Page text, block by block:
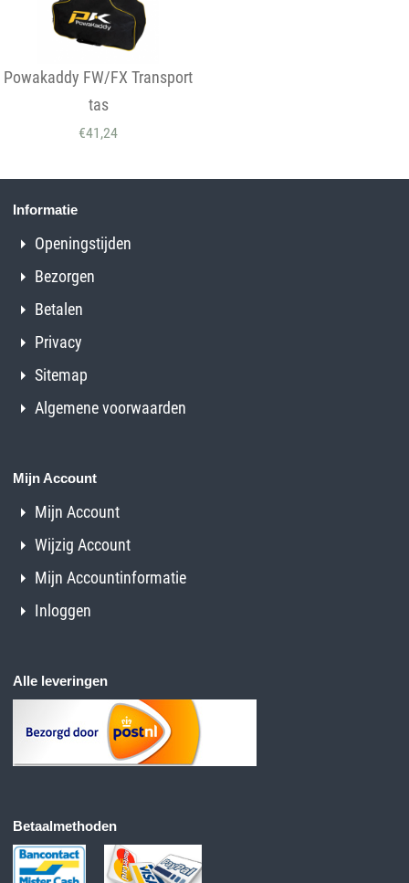
Powakaddy FW/FX Transport
tas
€41,24
Informatie
Openingstijden
Bezorgen
Betalen
Privacy
Sitemap
Algemene voorwaarden
Mijn Account
Mijn Account
Wijzig Account
Mijn Accountinformatie
Inloggen
Alle leveringen
Betaalmethoden